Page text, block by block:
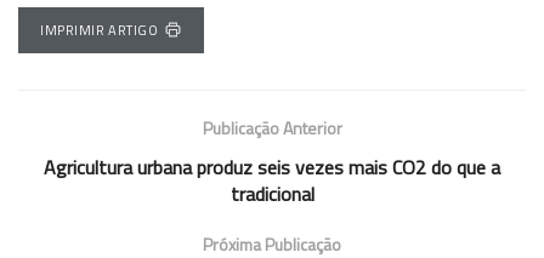
IMPRIMIR ARTIGO
Publicação Anterior
Agricultura urbana produz seis vezes mais CO2 do que a
tradicional
Próxima Publicação